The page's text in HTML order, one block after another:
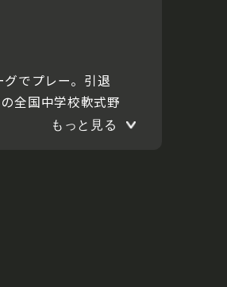
でプレー。引退
全国中学校軟式野
もっと見る